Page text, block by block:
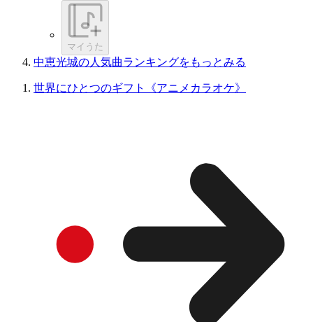
マイうた
中恵光城の人気曲ランキングをもっとみる
世界にひとつのギフト《アニメカラオケ》